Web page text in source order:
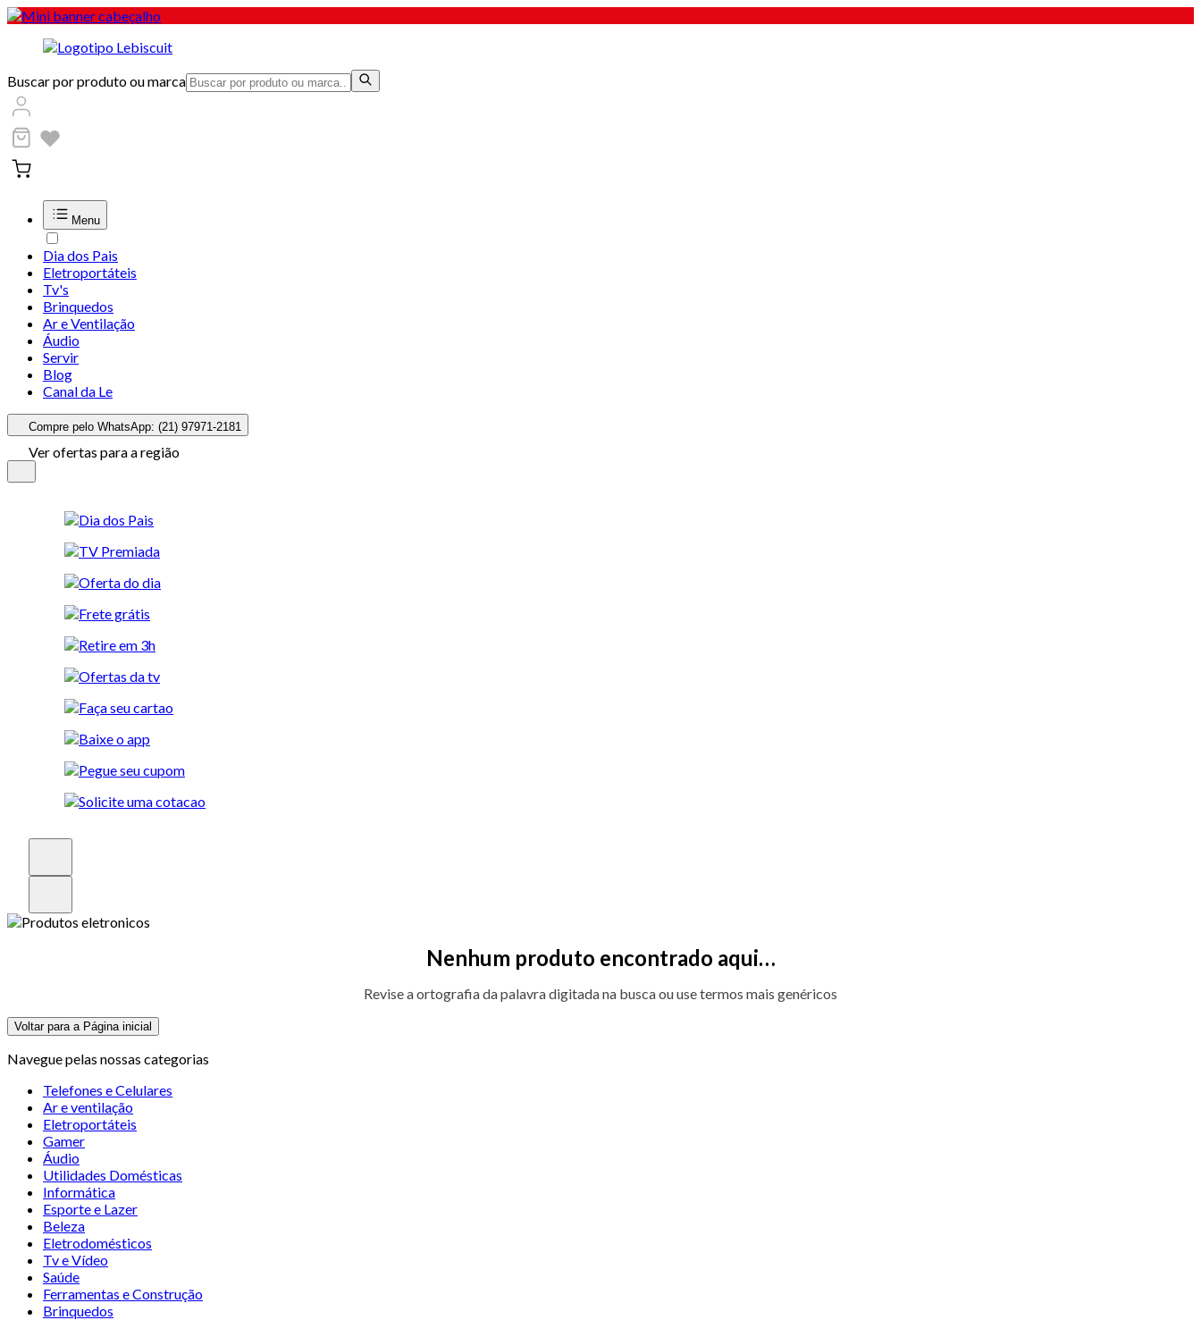
Buscar por produto ou marca
Menu
Dia dos Pais
Eletroportáteis
Tv's
Brinquedos
Ar e Ventilação
Áudio
Servir
Blog
Canal da Le
Compre pelo WhatsApp: (21) 97971-2181
Ver ofertas para a região
Nenhum produto encontrado aqui…
Revise a ortografia da palavra digitada na busca ou use termos mais genéricos
Voltar para a Página inicial
Navegue pelas nossas categorias
Telefones e Celulares
Ar e ventilação
Eletroportáteis
Gamer
Áudio
Utilidades Domésticas
Informática
Esporte e Lazer
Beleza
Eletrodomésticos
Tv e Vídeo
Saúde
Ferramentas e Construção
Brinquedos